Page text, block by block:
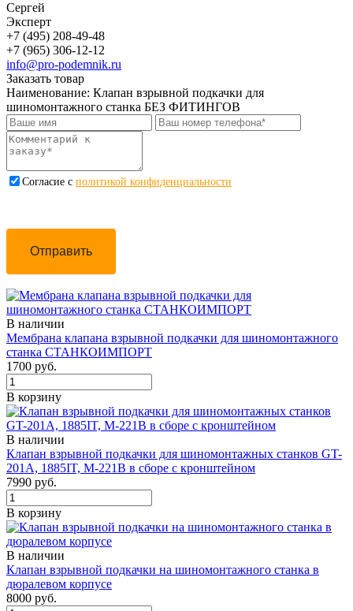
Сергей
Эксперт
+7 (495) 208-49-48
+7 (965) 306-12-12
info@pro-podemnik.ru
Заказать товар
Наименование: Клапан взрывной подкачки для
шиномонтажного станка БЕЗ ФИТИНГОВ
Cогласие с политикой конфиденциальности
Отправить
В наличии
Мембрана клапана взрывной подкачки для шиномонтажного
станка СТАНКОИМПОРТ
1700 руб.
В корзину
В наличии
Клапан взрывной подкачки для шиномонтажных станков GT-
201A, 1885IT, M-221B в сборе с кронштейном
7990 руб.
В корзину
В наличии
Клапан взрывной подкачки на шиномонтажного станка в
дюралевом корпусе
8000 руб.